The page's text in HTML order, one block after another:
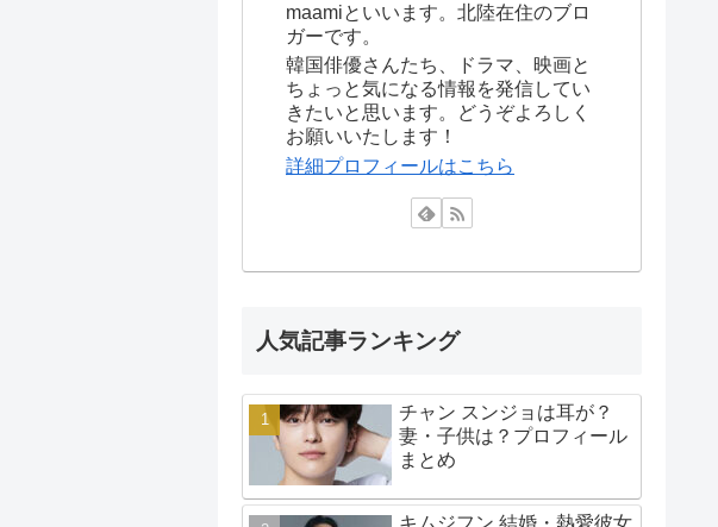
maamiといいます。北陸在住のブロ
ガーです。
韓国俳優さんたち、ドラマ、映画と
ちょっと気になる情報を発信してい
きたいと思います。どうぞよろしく
お願いいたします！
詳細プロフィールはこちら
人気記事ランキング
チャン スンジョは耳が？
妻・子供は？プロフィール
まとめ